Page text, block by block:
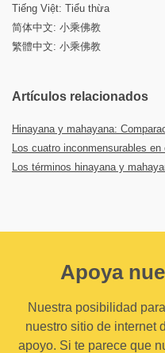
Tiếng Việt: Tiểu thừa
简体中文: 小乘佛教
繁體中文: 小乘佛教
Artículos relacionados
Hinayana y mahayana:
Los cuatro inconmensurables
Los términos hinayana y
Apoya
Nuestra posibilidad
nuestro sitio de internet
apoyo. Si te parece que